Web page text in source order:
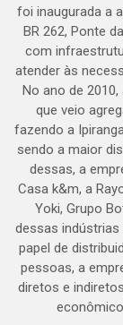
foi inaugurada a
BR 262, Ponte
com
atender às
No ano de
que veio
fazendo a
sendo a maior
dessas, a
Casa k&m, a
Yoki, Grupo
dessas indústrias
papel de
pessoas, a
diretos e